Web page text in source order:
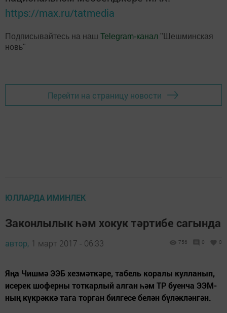
https://max.ru/tatmedia
Подписывайтесь на наш Telegram-канал "Шешминская
новь"
Перейти на страницу новости
ЮЛЛАРДА ИМИНЛЕК
Законлылык һәм хокук тәртибе сагында
автор, 1 март 2017 - 06:33 756 0 0
Яңа Чишмә ЭЭБ хезмәткәре, табель коралы кулланып,
исерек шоферны тоткарлый алган һәм ТР буенча ЭЭМ-
ның күкрәккә тага торган билгесе белән бүләкләнгән.